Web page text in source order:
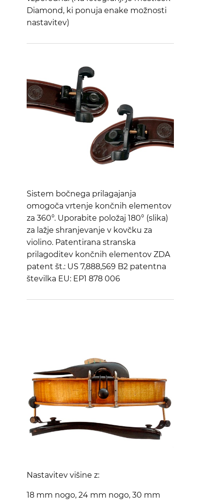
Diamond, ki ponuja enake možnosti
nastavitev)
Sistem bočnega prilagajanja
omogoča vrtenje končnih elementov
za 360°. Uporabite položaj 180° (slika)
za lažje shranjevanje v kovčku za
violino. Patentirana stranska
prilagoditev končnih elementov ZDA
patent št.: US 7,888,569 B2 patentna
številka EU: EP1 878 006
Nastavitev višine z:
18 mm nogo, 24 mm nogo, 30 mm